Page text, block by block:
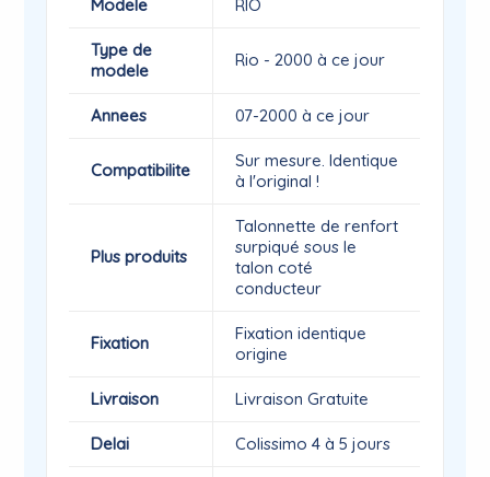
Modele RIO
Type de
modele
Rio - 2000 à ce jour
Annees 07-2000 à ce jour
Compatibilite
Sur mesure. Identique
à l'original !
Plus produits
Talonnette de renfort
surpiqué sous le
talon coté
conducteur
Fixation
Fixation identique
origine
Livraison Livraison Gratuite
Delai Colissimo 4 à 5 jours